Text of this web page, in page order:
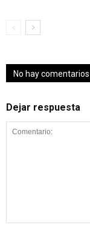
No hay comentarios
Dejar respuesta